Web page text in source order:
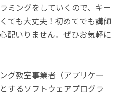
ミングをしていくので、キー
ても大丈夫！初めてでも講師
配いりません。ぜひお気軽に
グ教室事業者（アプリケー
するソフトウェアプログラ